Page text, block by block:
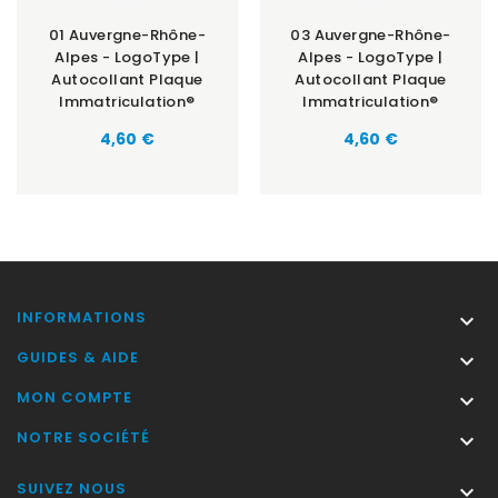
01 Auvergne-Rhône-
Alpes - LogoType |
Autocollant Plaque
Immatriculation®
Prix
4,60 €
03 Auvergne-Rhône-
Alpes - LogoType |
Autocollant Plaque
Immatriculation®
Prix
4,60 €
INFORMATIONS 
GUIDES & AIDE 
MON COMPTE 
NOTRE SOCIÉTÉ 
SUIVEZ NOUS